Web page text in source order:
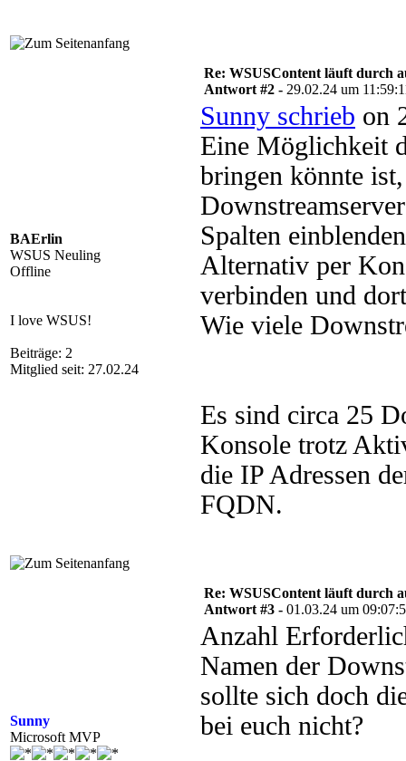
BAErlin
WSUS Neuling
Offline
I love WSUS!
Beiträge: 2
Mitglied seit: 27.02.24
Re: WSUSContent läuft durch
Antwort #2 - 29.02.24 um
Sunny schrieb on
Eine Möglichkeit
bringen könnte
Spalten
Alternativ per
verbinden und
Wie viele
Es sind circa 25
Konsole trotz
die IP Adressen
FQDN.
Sunny
Microsoft MVP
Re: WSUSContent läuft durch
Antwort #3 - 01.03.24 um
Anzahl
Namen der
sollte sich doch
bei euch nicht?